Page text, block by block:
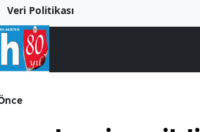
Veri Politikası